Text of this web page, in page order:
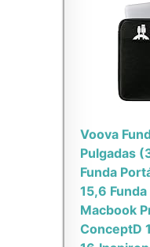
Voova
Pulgadas
Funda
15,6
Macbook
ConceptD